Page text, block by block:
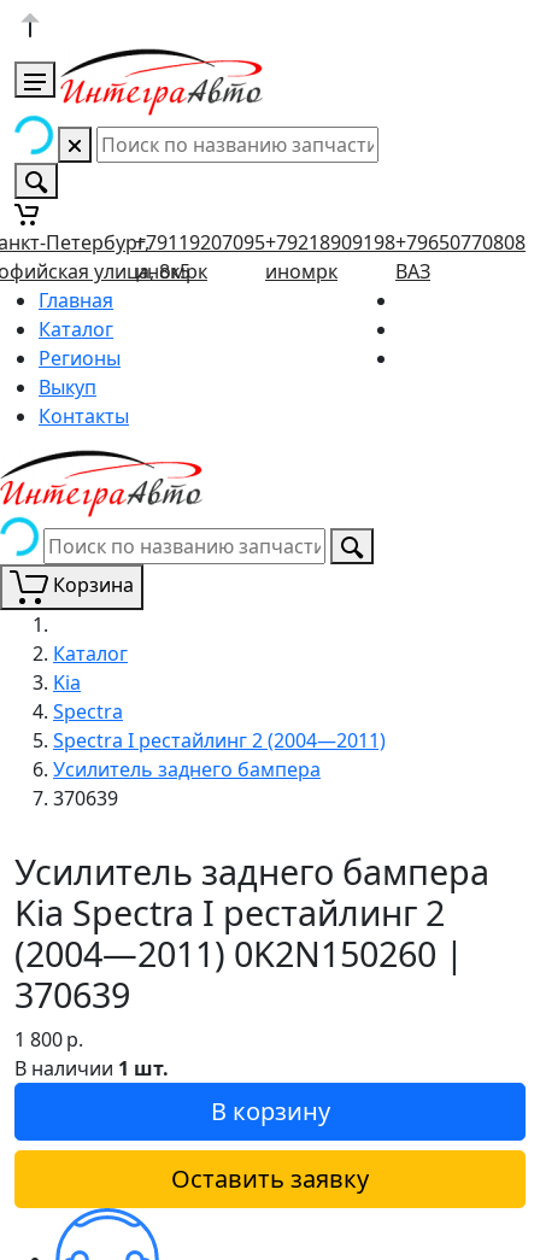
Петербург,
улица, 8к5
+79119207095
иномрк
+79218909198
иномрк
+79650770808
ВАЗ
Главная
Каталог
Регионы
Выкуп
Контакты
Корзина
Каталог
Kia
Spectra
Spectra I рестайлинг 2 (2004—2011)
Усилитель заднего бампера
370639
Усилитель заднего бампера
Kia Spectra I рестайлинг 2
(2004—2011) 0K2N150260 |
370639
1 800р.
В наличии 1 шт.
В корзину
Оставить заявку